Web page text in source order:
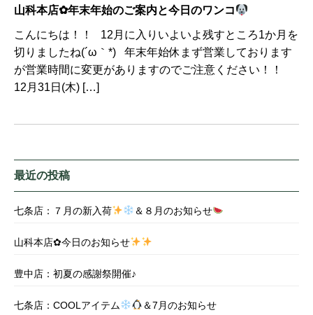
山科本店✿年末年始のご案内と今日のワンコ
こんにちは！！ 12月に入りいよいよ残すところ1か月を
切りましたね(´ω｀*) 年末年始休まず営業しております
が営業時間に変更がありますのでご注意ください！！
12月31日(木) […]
最近の投稿
七条店：７月の新入荷 ＆８月のお知らせ
山科本店✿今日のお知らせ
豊中店：初夏の感謝祭開催♪
七条店：COOLアイテム ＆7月のお知らせ